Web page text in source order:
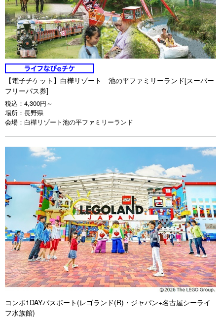
【電子チケット】白樺リゾート 池の平ファミリーランド[スーパー
フリーパス券]
税込： 4,300円～
場所： 長野県
会場： 白樺リゾート池の平ファミリーランド
コンボ1DAYパスポート(レゴランド(R)・ジャパン+名古屋シーライ
フ水族館)